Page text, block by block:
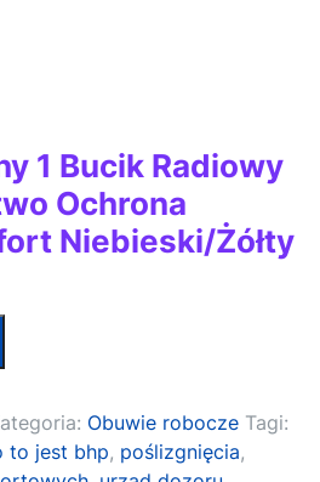
1 Bucik Radiowy
Ochrona
Niebieski/Żółty
Obuwie robocze Tagi:
to jest bhp, poślizgnięcia,